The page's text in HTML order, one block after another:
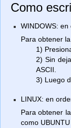
Como
WINDOWS:
Para obtener
1)
2) Sin
ASCII.
3) Luego
LINUX: en
Para obtener
como UBUNTU